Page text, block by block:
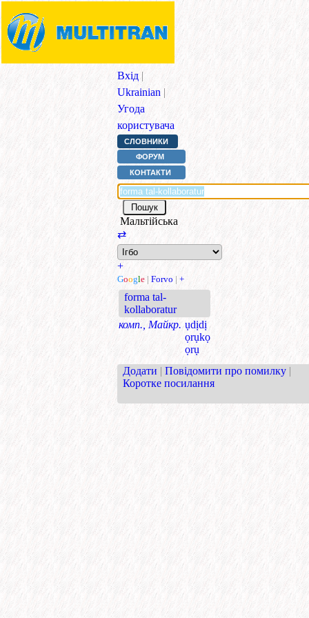
Вхід |
Ukrainian |
Угода
користувача
СЛОВНИКИ
ФОРУМ
КОНТАКТИ
Мальтійська
⇄
+
Google | Forvo | +
forma tal-
kollaboratur
комп., Майкр. ụdịdị
ọrụkọ
ọrụ
Додати | Повідомити про помилку |
Коротке посилання